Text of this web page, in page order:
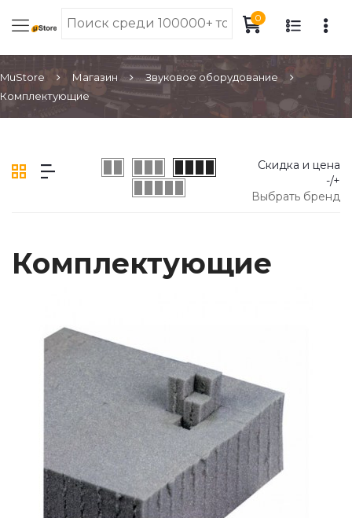
0
MuStore Магазин
Звуковое оборудование
Комплектующие
Скидка и цена
-/+
Выбрать бренд
Комплектующие